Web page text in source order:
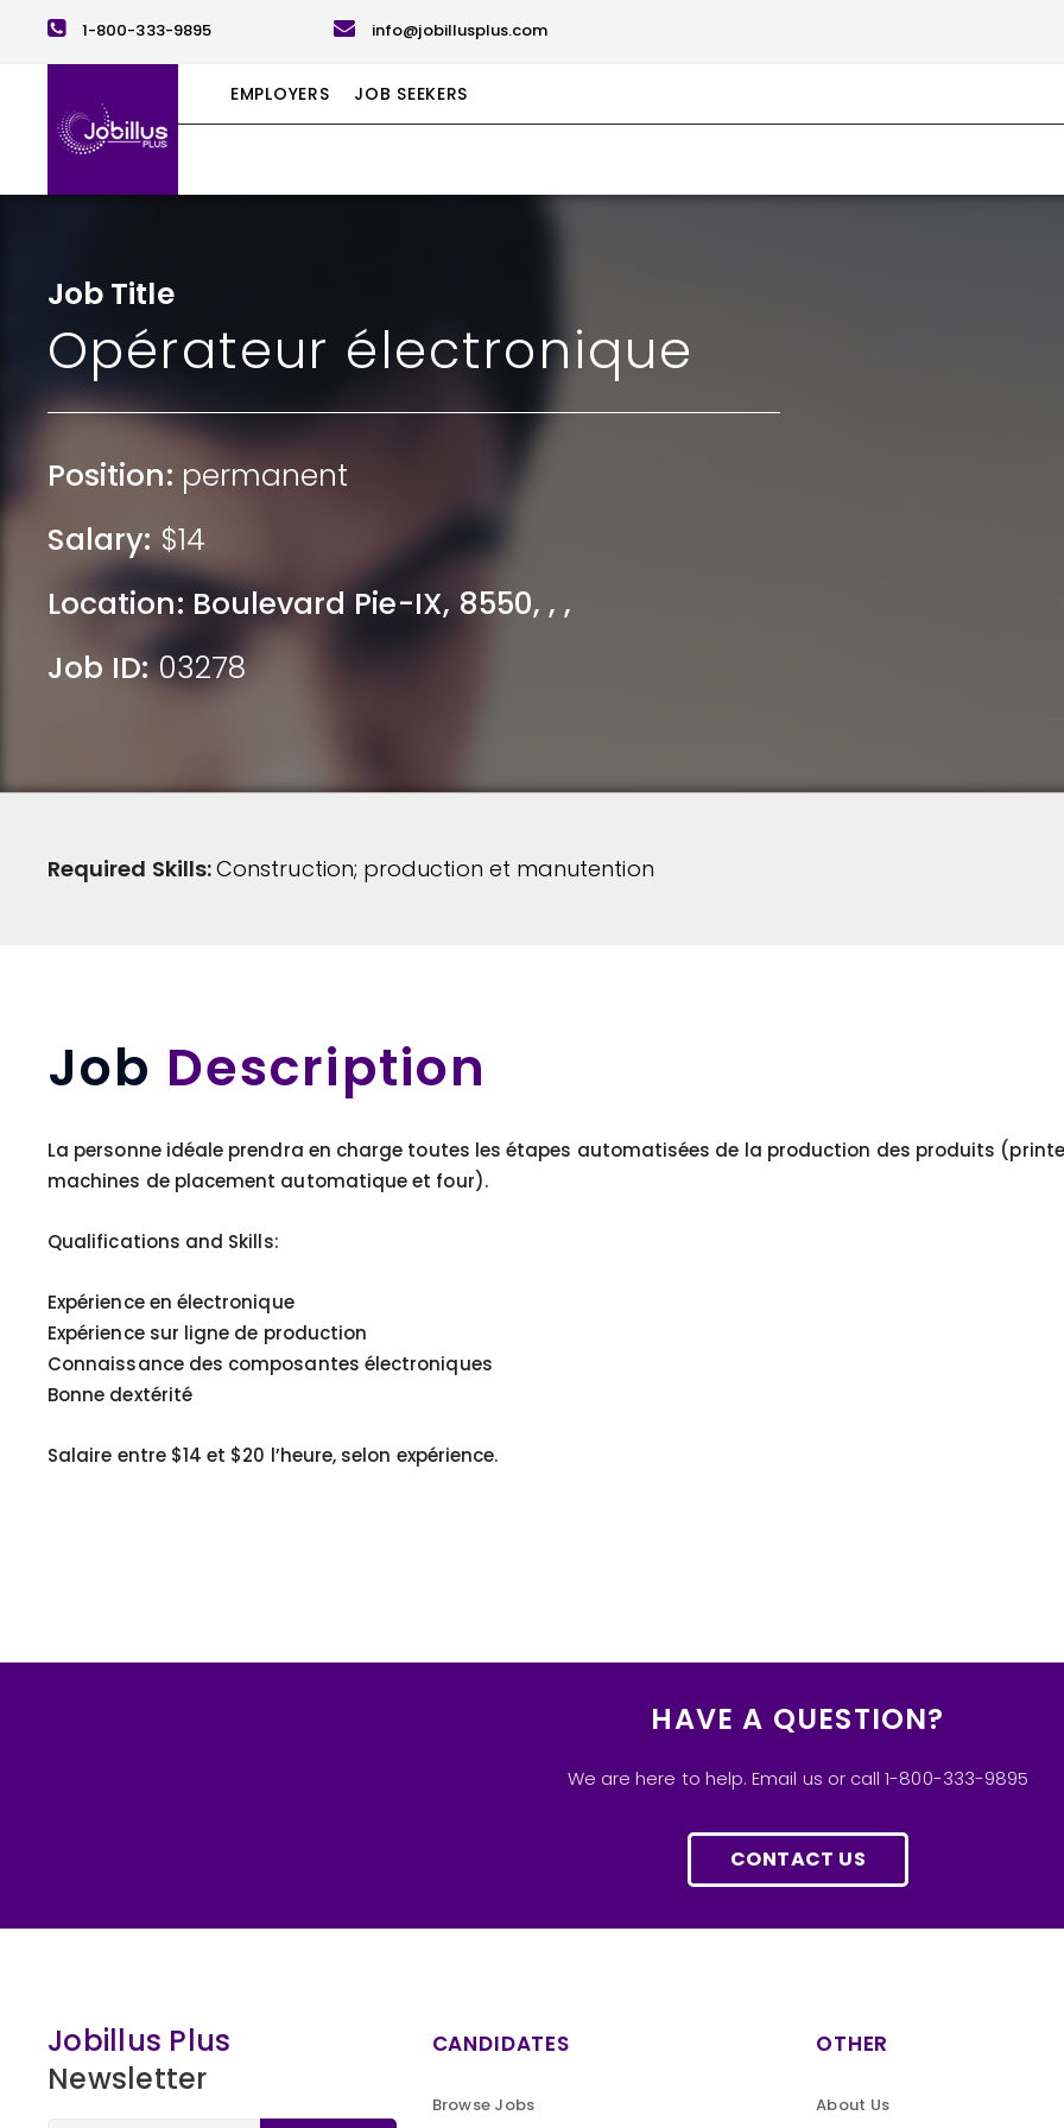
1-800-333-9895 info@jobillusplus.com
EMPLOYERS JOB SEEKERS
Job Title
Opérateur électronique
Position: permanent
Salary: $14
Location: Boulevard Pie-IX, 8550, , ,
Job ID:03278
Required Skills:Construction; production et manutention
Job Description
La personne idéale prendra en charge toutes les étapes automatisées de la production des produits
machines de placement automatique et four).
Qualifications and Skills:
Expérience en électronique
Expérience sur ligne de production
Connaissance des composantes électroniques
Bonne dextérité
Salaire entre $14 et $20 l’heure, selon expérience.
HAVE A QUESTION?
We are here to help. Email us or call 1-800-333-9895
CONTACT US
Jobillus Plus
Newsletter
CANDIDATES
Browse Jobs
OTHER
About Us